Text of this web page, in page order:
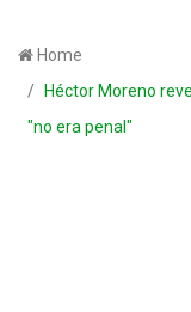
Home
Héctor Moreno
"no era penal"